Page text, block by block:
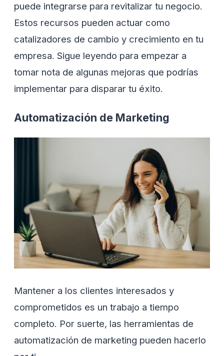
puede integrarse para revitalizar tu negocio.
Estos recursos pueden actuar como
catalizadores de cambio y crecimiento en tu
empresa. Sigue leyendo para empezar a
tomar nota de algunas mejoras que podrías
implementar para disparar tu éxito.
Automatización de Marketing
Mantener a los clientes interesados y
comprometidos es un trabajo a tiempo
completo. Por suerte, las herramientas de
automatización de marketing pueden hacerlo